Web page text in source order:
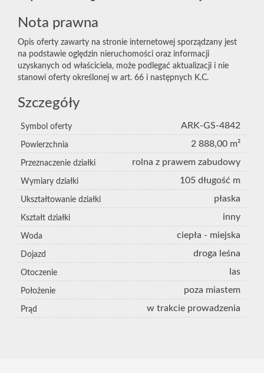
Nota prawna
Opis oferty zawarty na stronie internetowej sporządzany jest
na podstawie oględzin nieruchomości oraz informacji
uzyskanych od właściciela, może podlegać aktualizacji i nie
stanowi oferty określonej w art. 66 i następnych K.C.
Szczegóły
Symbol oferty ARK-GS-4842
Powierzchnia 2 888,00 m²
Przeznaczenie działki rolna z prawem zabudowy
Wymiary działki 105 długość m
Ukształtowanie działki płaska
Kształt działki inny
Woda ciepła - miejska
Dojazd droga leśna
Otoczenie las
Położenie poza miastem
Prąd w trakcie prowadzenia